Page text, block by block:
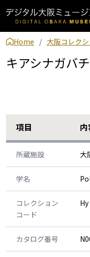
Home 大阪コレク
キアシナガバチ
項目
所蔵施設 大
学名
コレクション
コード
Hy
カタログ番号